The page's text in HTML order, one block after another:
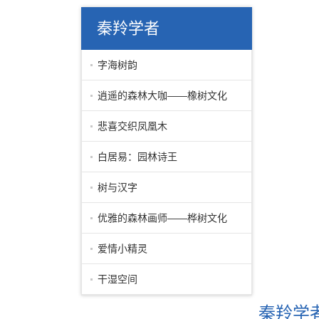
秦羚学者
字海树韵
逍遥的森林大咖——橡树文化
悲喜交织凤凰木
白居易：园林诗王
树与汉字
优雅的森林画师——桦树文化
爱情小精灵
干湿空间
秦羚学